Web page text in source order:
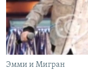
İNFOQRAFIKA
KARIKATURA
AZƏRBAYCAN
İSLAM VƏ DEMOKRATIYA
İZ - MƏDƏNIYYƏT
MISSIYAMIZ
PEŞƏ ETIKASI VƏ
MATERIALLARIMIZDAN
AZADLIQRADIOSU
BIZI IZLƏ
RFE/RL-in bütün
Эмми и Мигран